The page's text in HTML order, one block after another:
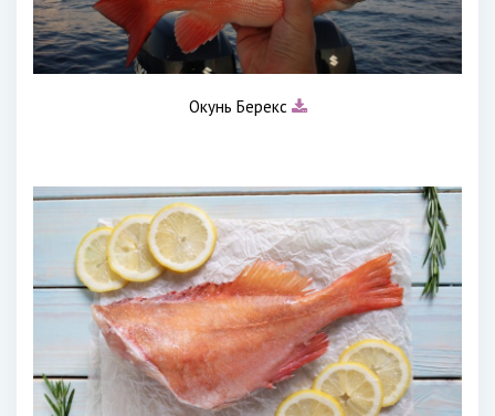
Окунь Берекс